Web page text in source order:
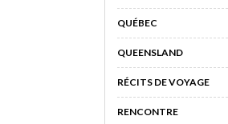
QUÉBEC
QUEENSLAND
RÉCITS DE VOYAGE
RENCONTRE